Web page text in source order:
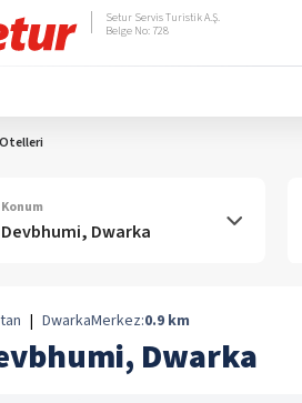
Setur Servis Turistik A.Ş.
Belge No: 728
| DwarkaMerkez:0.9 km
Dwarka